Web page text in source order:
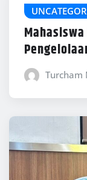
Mahasiswa
Turcham